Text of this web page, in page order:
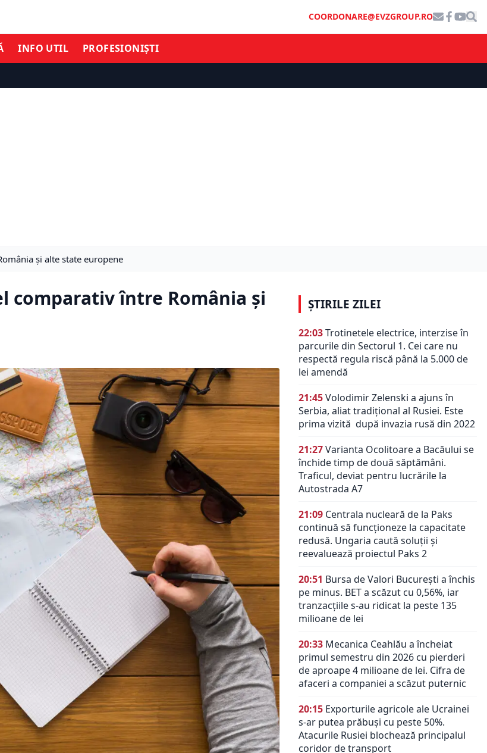
COORDONARE@EVZGROUP.RO
INFO UTIL PROFESIONIȘTI
și alte state europene
comparativ între România și
ȘTIRILE ZILEI
22:03Trotinetele electrice, interzise în
parcurile din Sectorul 1. Cei care nu
respectă regula riscă până la 5.000 de
lei amendă
21:45Volodimir Zelenski a ajuns în
Serbia, aliat tradiţional al Rusiei. Este
prima vizită după invazia rusă din 2022
21:27Varianta Ocolitoare a Bacăului se
închide timp de două săptămâni.
Traficul, deviat pentru lucrările la
Autostrada A7
21:09 Centrala nucleară de la Paks
continuă să funcționeze la capacitate
redusă. Ungaria caută soluții și
reevaluează proiectul Paks 2
20:51 Bursa de Valori București a închis
pe minus. BET a scăzut cu 0,56%, iar
tranzacțiile s-au ridicat la peste 135
milioane de lei
20:33 Mecanica Ceahlău a încheiat
primul semestru din 2026 cu pierderi
de aproape 4 milioane de lei. Cifra de
afaceri a companiei a scăzut puternic
20:15 Exporturile agricole ale Ucrainei
s-ar putea prăbuși cu peste 50%.
Atacurile Rusiei blochează principalul
coridor de transport